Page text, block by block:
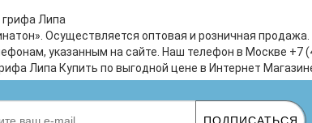
грифа Липа
Осуществляется оптовая и розничная
указанным на сайте. Наш телефон в Москве +7
Липа Купить по выгодной цене в Интернет
ПОДПИСАТЬСЯ